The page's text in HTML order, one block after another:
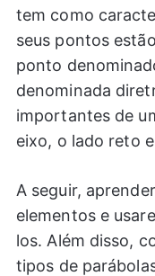
tem como
seus pontos
ponto
denominada
importantes de
eixo, o lado reto
A seguir,
elementos e
los. Além disso,
tipos de